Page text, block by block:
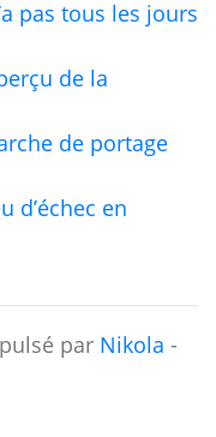
pas tous les jours
de la
de portage
d’échec en
par Nikola -